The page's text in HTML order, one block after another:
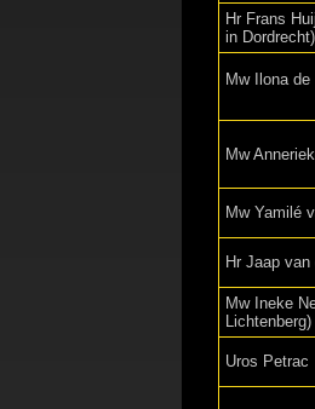
Hr Frans
in Dordrecht)
Mw Ilona
Mw
Mw Yamilé
Hr Jaap van
Mw Ineke
Lichtenberg)
Uros Petrac